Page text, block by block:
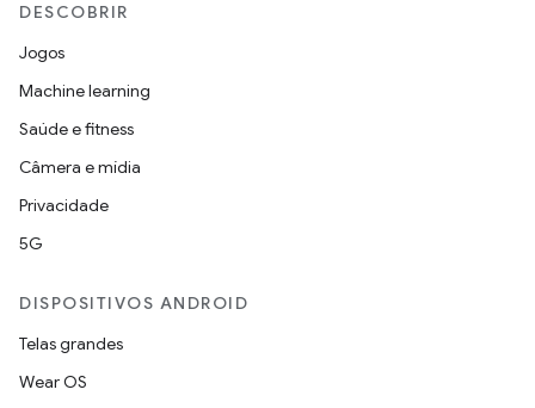
DESCOBRIR
Jogos
Machine learning
Saúde e fitness
Câmera e mídia
Privacidade
5G
DISPOSITIVOS ANDROID
Telas grandes
Wear OS